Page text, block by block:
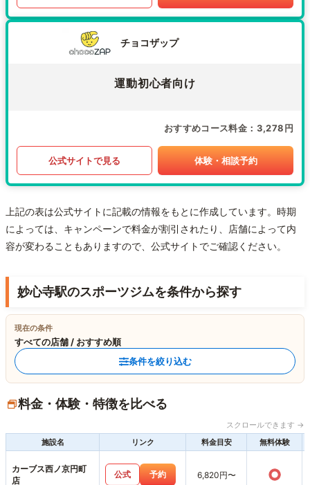
チョコザップ
運動初心者向け
おすすめコース料金 3,278円
公式サイトで見る 体験・相談予約
上記の表は公式サイトに記載の情報をもとに作成しています。時期
によっては、キャンペーンで料金が割引されたり、店舗によって内
容が変わることもありますので、公式サイトでご確認ください。
妙心寺駅のスポーツジムを条件から探す
現在の条件
すべての店舗 / おすすめ順
条件を絞り込む
料金・体験・特徴を比べる
スクロールできます →
施設名
リンク 料金目安 無料体験
カーブス西ノ京円町
店
公式 予約 6,820円〜 ○